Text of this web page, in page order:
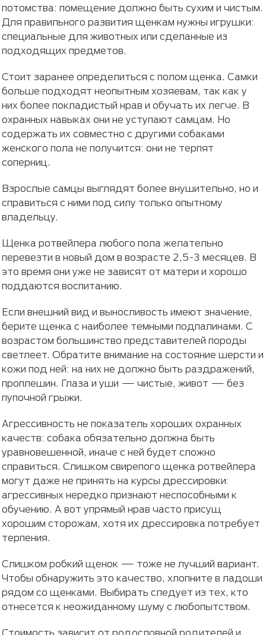
потомства: помещение должно быть сухим и чистым.
Для правильного развития щенкам нужны игрушки:
специальные для животных или сделанные из
подходящих предметов.
Стоит заранее определиться с полом щенка. Самки
больше подходят неопытным хозяевам, так как у
них более покладистый нрав и обучать их легче. В
охранных навыках они не уступают самцам. Но
содержать их совместно с другими собаками
женского пола не получится: они не терпят
соперниц.
Взрослые самцы выглядят более внушительно, но и
справиться с ними под силу только опытному
владельцу.
Щенка ротвейлера любого пола желательно
перевезти в новый дом в возрасте 2,5-3 месяцев. В
это время они уже не зависят от матери и хорошо
поддаются воспитанию.
Если внешний вид и выносливость имеют значение,
берите щенка с наиболее темными подпалинами. С
возрастом большинство представителей породы
светлеет. Обратите внимание на состояние шерсти и
кожи под ней: на них не должно быть раздражений,
проплешин. Глаза и уши — чистые, живот — без
пупочной грыжи.
Агрессивность не показатель хороших охранных
качеств: собака обязательно должна быть
уравновешенной, иначе с ней будет сложно
справиться. Слишком свирепого щенка ротвейлера
могут даже не принять на курсы дрессировки:
агрессивных нередко признают неспособными к
обучению. А вот упрямый нрав часто присущ
хорошим сторожам, хотя их дрессировка потребует
терпения.
Слишком робкий щенок — тоже не лучший вариант.
Чтобы обнаружить это качество, хлопните в ладоши
рядом со щенками. Выбирать следует из тех, кто
отнесется к неожиданному шуму с любопытством.
Стоимость зависит от родословной родителей и